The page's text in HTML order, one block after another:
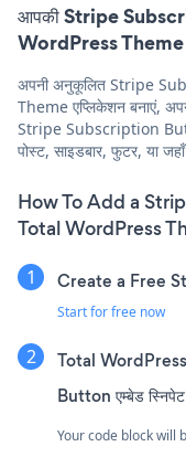
आपकी Stripe
WordPress Theme
अपनी अनुकूलित Stripe
Theme एप्लिकेशन बनाएं,
Stripe Subscription
पोस्ट, साइडबार, फुटर, या
How To Add a
Total WordPress
Create a Free
Start for free now
Total
Button एम्बेड स्निपेट
Your code block will